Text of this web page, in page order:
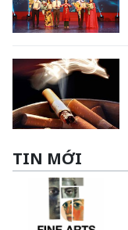
TIN MỚI